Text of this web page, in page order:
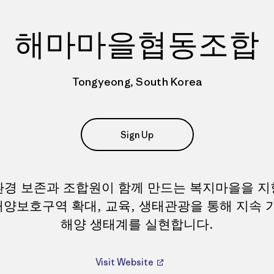
해마마을협동조합
Tongyeong, South Korea
Sign Up
경 보존과 조합원이 함께 만드는 복지마을을 지
보호구역 확대, 교육, 생태관광을 통해 지속
해양 생태계를 실현합니다.
Visit Website